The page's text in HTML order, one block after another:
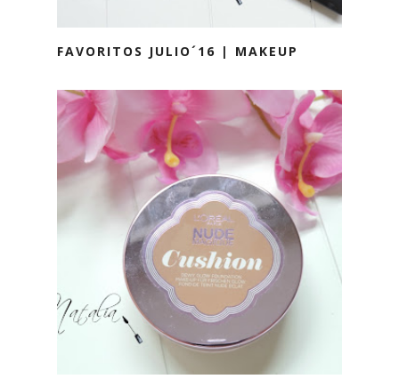
FAVORITOS JULIO´16 | MAKEUP